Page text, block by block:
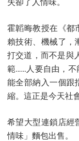
失卻了人情味。
霍韜晦教授在《都
賴技術、機械了，
打交道，而不是與
範……人要自由，不
能全部納入一個跟
縮。這正是今天社
希望大型連鎖店經
情味」麵包出售。